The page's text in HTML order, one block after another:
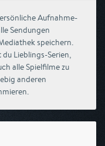
Aufnahme-
Sendungen
speichern.
Lieblings-Serien,
alle Spielfilme zu
anderen